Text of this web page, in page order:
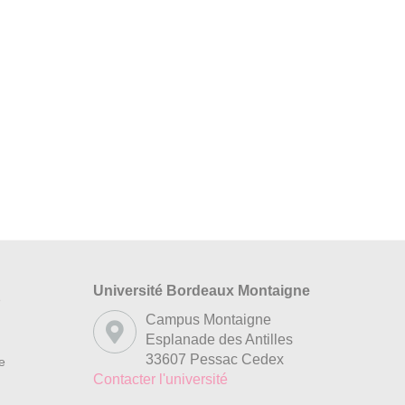
Université Bordeaux Montaigne
Campus Montaigne
Esplanade des Antilles
33607 Pessac Cedex
Contacter l'université